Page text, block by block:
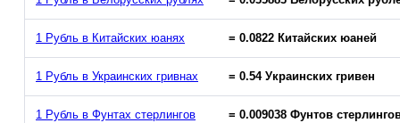
1 Рубль в Китайских юанях = 0.0822 Китайских юаней
1 Рубль в Украинских гривнах = 0.54 Украинских гривен
1 Рубль в Фунтах стерлингов = 0.009038 Фунтов